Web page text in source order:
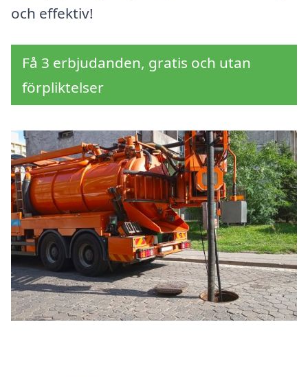
och effektiv!
Få 3 erbjudanden, gratis och utan
förpliktelser